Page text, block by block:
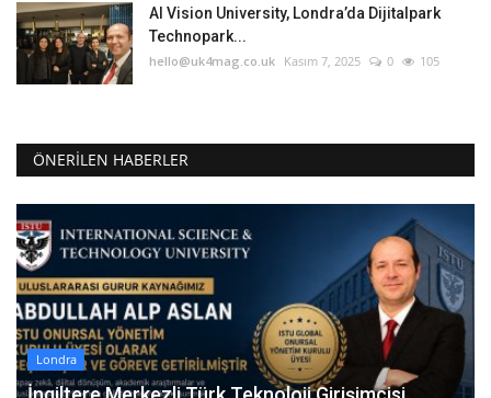
AI Vision University, Londra’da Dijitalpark
Technopark...
hello@uk4mag.co.uk Kasım 7, 2025 0 105
ÖNERILEN HABERLER
Londra